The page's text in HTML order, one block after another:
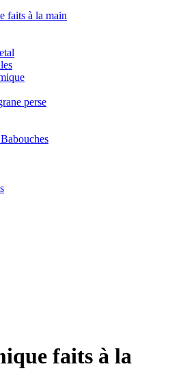
faits à la main
perse
faits à la